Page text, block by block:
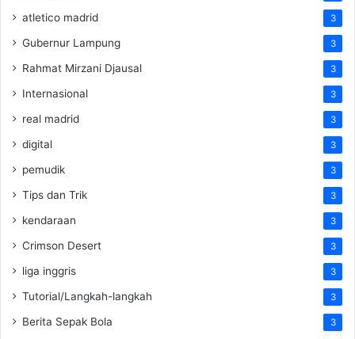
atletico madrid 3
Gubernur Lampung 3
Rahmat Mirzani Djausal 3
Internasional 3
real madrid 3
digital 3
pemudik 3
Tips dan Trik 3
kendaraan 3
Crimson Desert 3
liga inggris 3
Tutorial/Langkah-langkah 3
Berita Sepak Bola 3